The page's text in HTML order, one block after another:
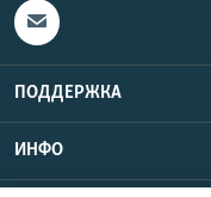
ПОДДЕРЖКА
ИНФО